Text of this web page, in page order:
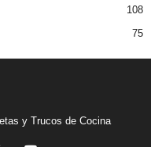
108
75
y Trucos de Cocina